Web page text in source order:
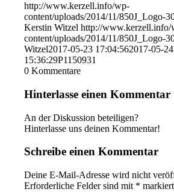
http://www.kerzell.info/wp-
content/uploads/2014/11/850J_Logo-
Kerstin Witzel http://www.kerzell.info/
content/uploads/2014/11/850J_Logo-
Witzel2017-05-23 17:04:562017-05-24
15:36:29P1150931
0 Kommentare
Hinterlasse einen Kommentar
An der Diskussion beteiligen?
Hinterlasse uns deinen Kommentar!
Schreibe einen Kommentar
Deine E-Mail-Adresse wird nicht
Erforderliche Felder sind mit * markiert